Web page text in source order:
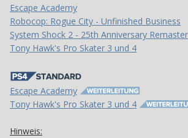
Escape Academy
Robocop: Rogue City - Unfinished Business
System Shock 2 - 25th Anniversary Remaster
Tony Hawk's Pro Skater 3 und 4
Escape Academy
Tony Hawk's Pro Skater 3 und 4
Hinweis: